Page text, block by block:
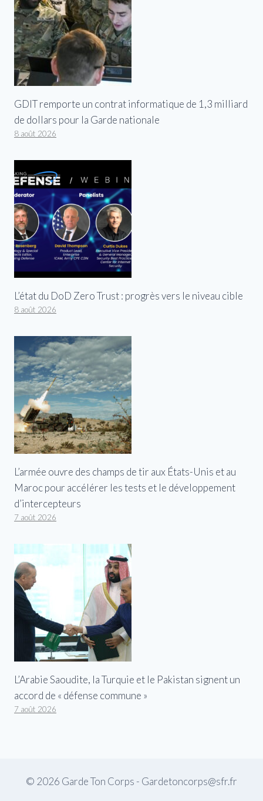
GDIT remporte un contrat informatique de 1,3 milliard
de dollars pour la Garde nationale
8 août 2026
L’état du DoD Zero Trust : progrès vers le niveau cible
8 août 2026
L’armée ouvre des champs de tir aux États-Unis et au
Maroc pour accélérer les tests et le développement
d’intercepteurs
7 août 2026
L’Arabie Saoudite, la Turquie et le Pakistan signent un
accord de « défense commune »
7 août 2026
© 2026 Garde Ton Corps - Gardetoncorps@sfr.fr